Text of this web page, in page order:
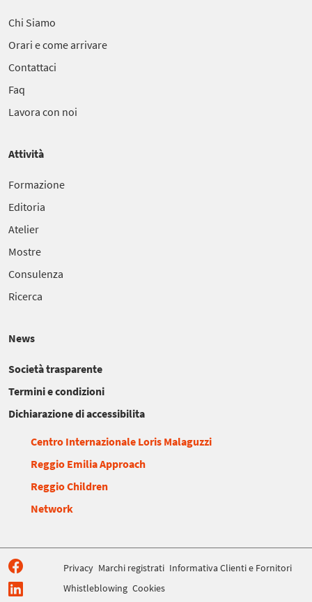
Chi Siamo
Orari e come arrivare
Contattaci
Faq
Lavora con noi
Attività
Formazione
Editoria
Atelier
Mostre
Consulenza
Ricerca
News
Società trasparente
Termini e condizioni
Dichiarazione di accessibilita
Centro Internazionale Loris Malaguzzi
Reggio Emilia Approach
Reggio Children
Network
Privacy Marchi registrati Informativa Clienti e Fornitori
Whistleblowing Cookies